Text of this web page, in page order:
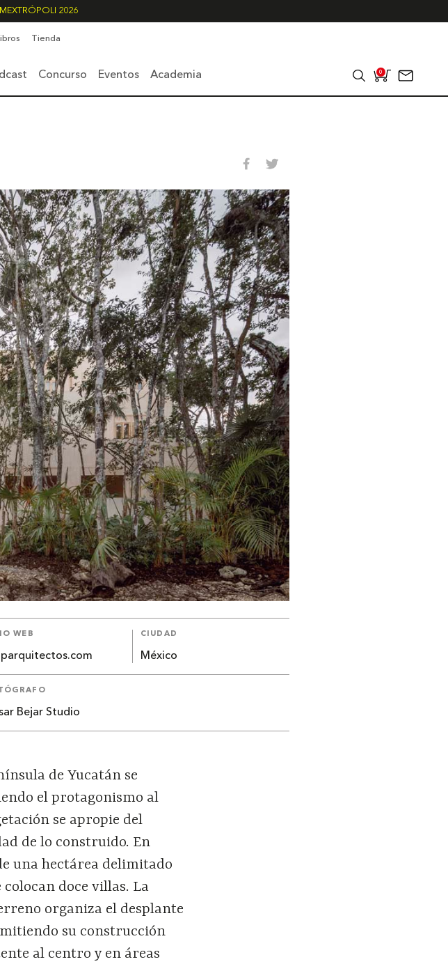
2026
Tienda
Concurso Eventos Academia 0
WEB CIUDAD
México
Bejar Studio
de Yucatán se
el protagonismo al
se apropie del
de lo construido. En
una hectárea delimitado
doce villas. La
organiza el desplante
su construcción
al centro y en áreas